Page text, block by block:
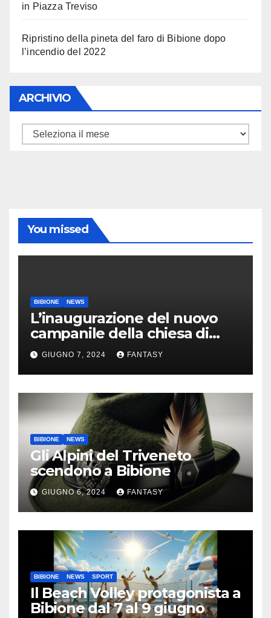
in Piazza Treviso
Ripristino della pineta del faro di Bibione dopo
l’incendio del 2022
ARCHIVIO
ARCHIVIO
You missed
BIBIONE NEWS
L’inaugurazione del nuovo
campanile della chiesa di
Santa Maria Assunta di
Bibione
GIUGNO 7, 2024 FANTASY
BIBIONE NEWS
Gli Alpini del Triveneto
scendono a Bibione
GIUGNO 6, 2024 FANTASY
BIBIONE NEWS SPORT
Il Beach Volley protagonista a
Bibione dal 7 al 9 giugno